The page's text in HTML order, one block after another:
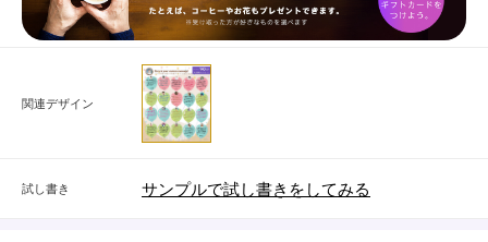
関連デザイン
試し書き サンプルで試し書きをしてみる